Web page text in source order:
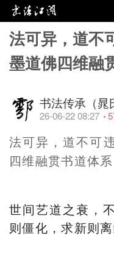
法可异，道
墨道佛四维融
书法传承（晁
26-06-22 08:27
法可异，道不可
四维融贯书道体系
世间艺道之衰，
则僵化，求新则离